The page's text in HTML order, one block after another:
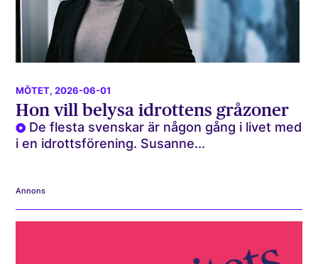
MÖTET, 2026-06-01
Hon vill belysa idrottens gråzoner
De flesta svenskar är någon gång i livet med
i en idrottsförening. Susanne...
Annons